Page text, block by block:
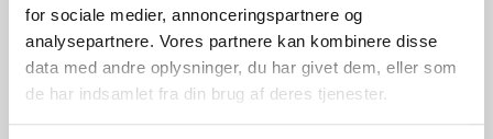
for sociale medier, annonceringspartnere og
analysepartnere. Vores partnere kan kombinere disse
data med andre oplysninger, du har givet dem, eller som
de har indsamlet fra din brug af deres tjenester.
Maritim IT-infrastruktur
Satellitkommunikation
stærkere hold i ryggen sammen med
Simple Agency Group”,udtaler Henrik Stig
Nielsen, medstifter af IC Gruppen, og
”Vi vil fortsætte med at levere
de bedste løsninger i markedet, til glæde
og gavn for vores kunder, der vil drage